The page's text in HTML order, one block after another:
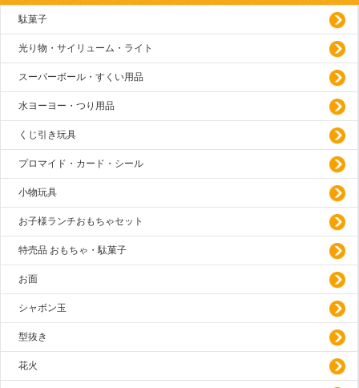
駄菓子
光り物・サイリューム・ライト
スーパーボール・すくい用品
水ヨーヨー・つり用品
くじ引き玩具
プロマイド・カード・シール
小物玩具
お子様ランチおもちゃセット
特売品 おもちゃ・駄菓子
お面
シャボン玉
型抜き
花火